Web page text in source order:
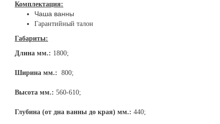
Комплектация:
Чаша ванны
Гарантийный талон
Габариты:
Длина мм.: 1800;
Ширина мм.: 800;
Высота мм.: 560-610;
Глубина (от дна ванны до края) мм.: 440;